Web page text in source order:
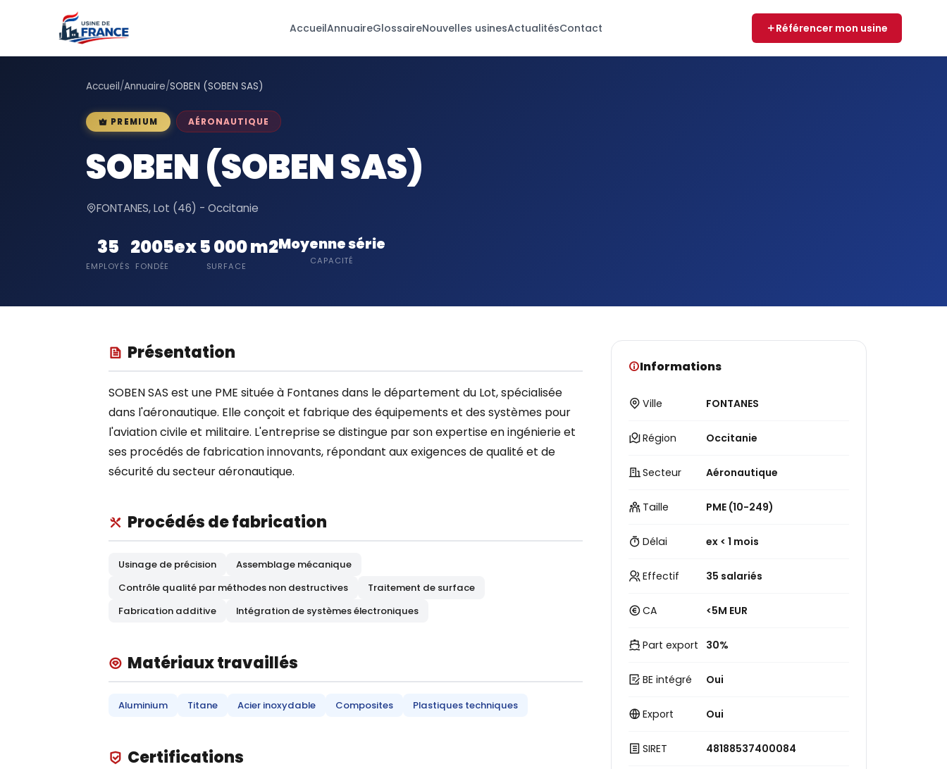
AccueilAnnuaireGlossaireNouvelles usinesActualitésContact Référencer mon usine
Accueil/Annuaire/SOBEN (SOBEN SAS)
PREMIUM AÉRONAUTIQUE
SOBEN (SOBEN SAS)
FONTANES, Lot (46) - Occitanie
35
EMPLOYÉS
2005
FONDÉE
ex 5 000 m2
SURFACE
Moyenne série
CAPACITÉ
Présentation
SOBEN SAS est une PME située à Fontanes dans le département du Lot, spécialisée
dans l'aéronautique. Elle conçoit et fabrique des équipements et des systèmes pour
l'aviation civile et militaire. L'entreprise se distingue par son expertise en ingénierie et
ses procédés de fabrication innovants, répondant aux exigences de qualité et de
sécurité du secteur aéronautique.
Procédés de fabrication
Usinage de précision
Assemblage mécanique
Contrôle qualité par méthodes non destructives
Traitement de surface
Fabrication additive
Intégration de systèmes électroniques
Matériaux travaillés
Aluminium Titane Acier inoxydable Composites Plastiques techniques
Certifications
Informations
Ville FONTANES
Région Occitanie
Secteur Aéronautique
Taille PME (10-249)
Délai ex < 1 mois
Effectif 35 salariés
CA <5M EUR
Part export 30%
BE intégré Oui
Export Oui
SIRET 48188537400084